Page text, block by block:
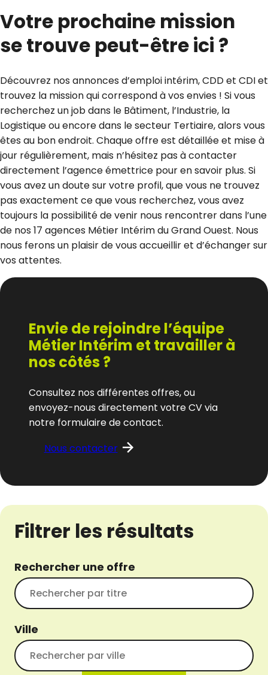
Votre prochaine mission
se trouve peut-être ici ?
Découvrez nos annonces d’emploi intérim, CDD et CDI et
trouvez la mission qui correspond à vos envies ! Si vous
recherchez un job dans le Bâtiment, l’Industrie, la
Logistique ou encore dans le secteur Tertiaire, alors vous
êtes au bon endroit. Chaque offre est détaillée et mise à
jour régulièrement, mais n’hésitez pas à contacter
directement l’agence émettrice pour en savoir plus. Si
vous avez un doute sur votre profil, que vous ne trouvez
pas exactement ce que vous recherchez, vous avez
toujours la possibilité de venir nous rencontrer dans l’une
de nos 17 agences Métier Intérim du Grand Ouest. Nous
nous ferons un plaisir de vous accueillir et d’échanger sur
vos attentes.
Envie de rejoindre l’équipe
Métier Intérim et travailler à
nos côtés ?
Consultez nos différentes offres, ou
envoyez-nous directement votre CV via
notre formulaire de contact.
Nous contacter
Filtrer les résultats
Rechercher une offre
Ville